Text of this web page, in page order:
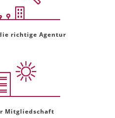
richtige Agentur
Mitgliedschaft